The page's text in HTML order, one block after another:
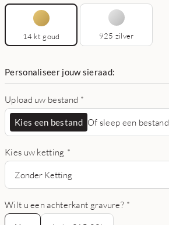
14 kt goud 925 zilver
Personaliseer jouw sieraad:
Upload uw bestand *
Kies een bestand Of sleep een bestand
Kies uw ketting *
Zonder Ketting
Wilt u een achterkant gravure? *
Nee